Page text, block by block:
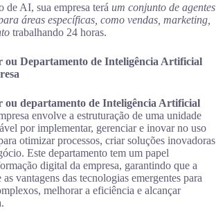
de AI, sua empresa terá um conjunto de agentes
áreas específicas, como vendas, marketing,
trabalhando 24 horas.
ou Departamento de Inteligência Artificial
ou departamento de Inteligência Artificial
envolve a estruturação de uma unidade
por implementar, gerenciar e inovar no uso
otimizar processos, criar soluções inovadoras
Este departamento tem um papel
digital da empresa, garantindo que a
vantagens das tecnologias emergentes para
melhorar a eficiência e alcançar